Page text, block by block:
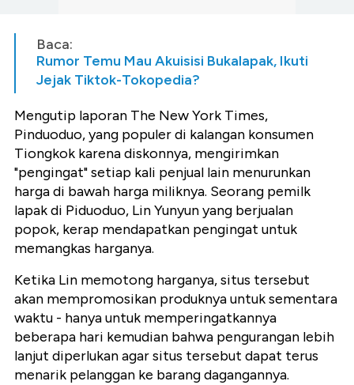
Baca:
Rumor Temu Mau Akuisisi Bukalapak, Ikuti
Jejak Tiktok-Tokopedia?
Mengutip laporan The New York Times,
Pinduoduo, yang populer di kalangan konsumen
Tiongkok karena diskonnya, mengirimkan
"pengingat" setiap kali penjual lain menurunkan
harga di bawah harga miliknya. Seorang pemilk
lapak di Piduoduo, Lin Yunyun yang berjualan
popok, kerap mendapatkan pengingat untuk
memangkas harganya.
Ketika Lin memotong harganya, situs tersebut
akan mempromosikan produknya untuk sementara
waktu - hanya untuk memperingatkannya
beberapa hari kemudian bahwa pengurangan lebih
lanjut diperlukan agar situs tersebut dapat terus
menarik pelanggan ke barang dagangannya.